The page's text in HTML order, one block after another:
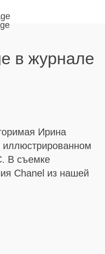
в журнале
Ирина
В съемке
Chanel из нашей